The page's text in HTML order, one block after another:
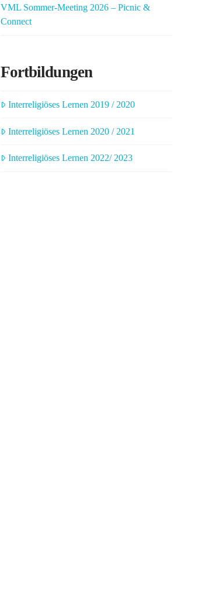
VML Sommer-Meeting 2026 – Picnic &
Connect
Fortbildungen
Interreligiöses Lernen 2019 / 2020
Interreligiöses Lernen 2020 / 2021
Interreligiöses Lernen 2022/ 2023